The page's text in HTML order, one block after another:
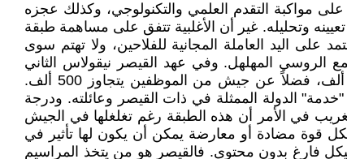
مواكبة التقدم العلمي والتكنولوجي، وكذلك عجزه
وتحليله. غير أن الأغلبية تتفق على مساهمة طبقة
اليد العاملة المجانية للفلاحين، ولا تهتم سوى
الروسي المهلهل. وفي عهد القيصر نيقولاس الثاني
(1881 – 1894) شكل سلطة أوتوقراطية مطلقة، واعتمد في حكمه على طبقة كبيرة من النبلاء الروس تجاوز عددهم 900 ألف، فضلاً عن جيش من الموظفين يتجاوز 500 ألف.
الدولة الممثلة في ذات القيصر وعائلته. ودرجة
في الأمر أن هذه الطبقة رغم تغلغلها في الجيش
قوة مضادة أو معارضة يمكن أن يكون لها تأثير في
فارغ بدون محتوى. فالقيصر هو من يتخذ المراسيم